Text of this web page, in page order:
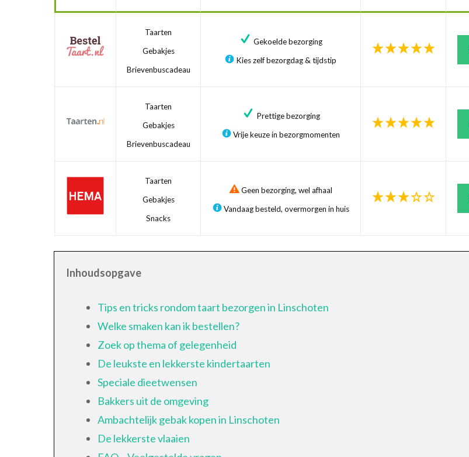
Taarten
Gebakjes
Brievenbuscadeau
Gekoelde bezorging
Kies zelf bezorgdag & tijdstip
Taarten
Gebakjes
Brievenbuscadeau
Prettige bezorging
Vrije keuze in bezorgmomenten
Taarten
Gebakjes
Snacks
Geen bezorging, wel afhaal
Vandaag besteld, overmorgen in huis
Inhoudsopgave
Tips en tricks rondom taart bezorgen in Linschoten
Welke smaken kan ik bestellen?
Zoek op thema of gelegenheid
De leukste en lekkerste kindertaarten
Speciale dieetwensen
Bakkers uit de omgeving
Ambachtelijk gebak kopen in Linschoten
De lekkerste vlaaien